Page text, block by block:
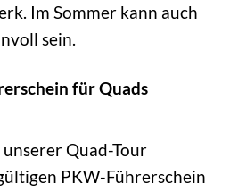
Im Sommer kann auch
sein.
für Quads
Quad-Tour
PKW-Führerschein